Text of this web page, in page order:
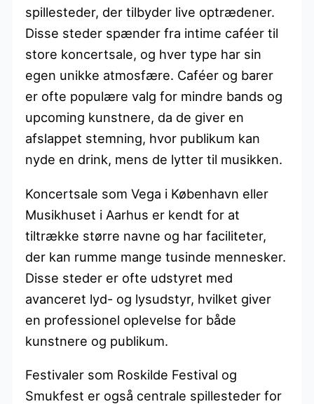
spillesteder, der tilbyder live optrædener.
Disse steder spænder fra intime caféer til
store koncertsale, og hver type har sin
egen unikke atmosfære. Caféer og barer
er ofte populære valg for mindre bands og
upcoming kunstnere, da de giver en
afslappet stemning, hvor publikum kan
nyde en drink, mens de lytter til musikken.
Koncertsale som Vega i København eller
Musikhuset i Aarhus er kendt for at
tiltrække større navne og har faciliteter,
der kan rumme mange tusinde mennesker.
Disse steder er ofte udstyret med
avanceret lyd- og lysudstyr, hvilket giver
en professionel oplevelse for både
kunstnere og publikum.
Festivaler som Roskilde Festival og
Smukfest er også centrale spillesteder for